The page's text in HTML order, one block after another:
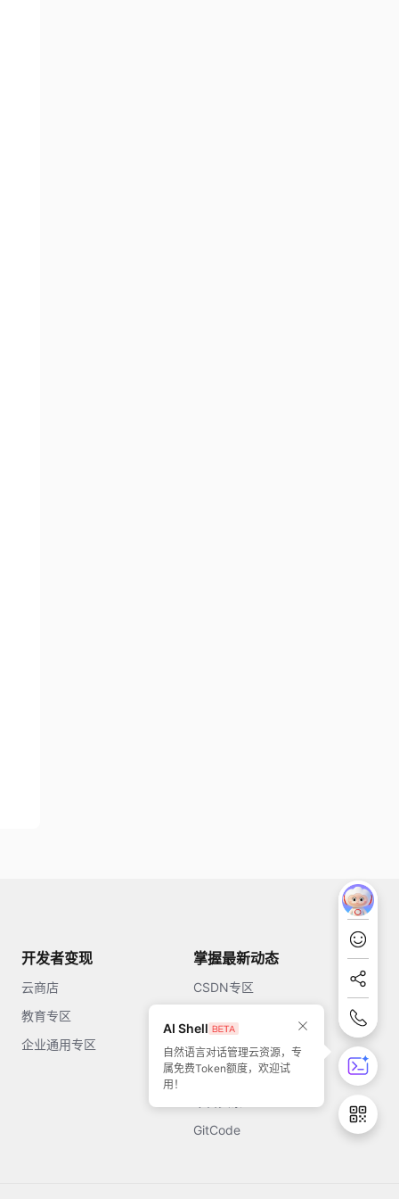
AI Shell
自然语言对话管理云资源，专
属免费Token额度，欢迎试
用！
开发者变现
云商店
教育专区
企业通用专区
掌握最新动态
CSDN专区
开源中国
51CTO
GitCode